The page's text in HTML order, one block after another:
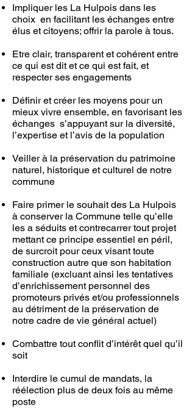
Impliquer les La Hulpois dans les
choix en facilitant les échanges entre
élus et citoyens; offrir la parole à tous.
Etre clair, transparent et cohérent entre
ce qui est dit et ce qui est fait, et
respecter ses engagements
Définir et créer les moyens pour un
mieux vivre ensemble, en favorisant les
échanges s’appuyant sur la diversité,
l’expertise et l’avis de la population
Veiller à la préservation du patrimoine
naturel, historique et culturel de notre
commune
Faire primer le souhait des La Hulpois
à conserver la Commune telle qu’elle
les a séduits et contrecarrer tout projet
mettant ce principe essentiel en péril,
de surcroit pour ceux visant toute
construction autre que son habitation
familiale (excluant ainsi les tentatives
d’enrichissement personnel des
promoteurs privés et/ou professionnels
au détriment de la préservation de
notre cadre de vie général actuel)
Combattre tout conflit d’intérêt quel qu’il
soit
Interdire le cumul de mandats, la
réélection plus de deux fois au même
poste